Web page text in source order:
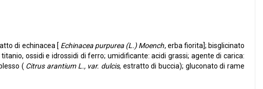
di echinacea [ Echinacea purpurea (L.) Moench, erba fiorita]; bisglicinato
ossidi e idrossidi di ferro; umidificante: acidi grassi; agente di carica:
( Citrus arantium L., var. dulcis, estratto di buccia); gluconato di rame